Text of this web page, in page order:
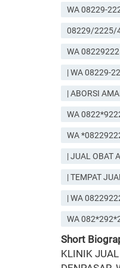
WA 08229-
08229/2225/
WA
| WA 08229-
| ABORSI
WA
WA
| JUAL OBAT
| TEMPAT
| WA
WA
Short
KLINIK JUAL OBAT ABORSI DI DENPASAR 08229/2225/445 KLINIK JUAL OBAT ABORSI KURET DENPASAR, *082292225445* BIDAN ABORSI DENPASAR, WA (0822*9222*5445) DOKTER ABORSI DENPASAR, WA 082*292*225*445 | DOKTER KURET DENPASAR, WA 082292225445 JASA ABORSI DENPASAR, WA 0822*92225*445 | DOKTER ABORSI DENPASAR, | WA 08229/2225/445 TEMPAT JUAL OBAT ABORSI KURET DENPASAR, WA 082292225445 TEMPAT JUAL OBAT KURET DENPASAR, WA 08229-2225-445 KLINIK JUAL OBAT ABORSI DENPASAR, 08229/2225/445 KLINIK JUAL OBAT ABORSI KURET DENPASAR, WA 082292225445 TEMPAT JUAL OBAT ABORSI DENPASAR, | WA 08229-2225-445 | KURET AMAN | WA 082292225445 | LOKASI ABORSI DENPASAR, | ABORSI AMAN DENPASAR, WA 082292225445 TEMPAT JUAL OBAT KURET DENPASAR, WA 0822*9222*5445 | BIDAN MELAYANI KURET WA 082292225445 WA 082292225445 PROSES KURET AMAN DENPASAR, WA *082292225445* | BIDAN PRAKTEK DENPASAR, | JUAL OBAT ABORSI